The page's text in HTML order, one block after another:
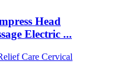
Head
Electric ...